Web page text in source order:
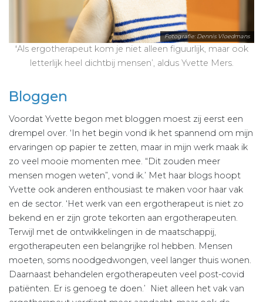
Fotografie: Dennis Vloedmans
‘Als ergotherapeut kom je niet alleen figuurlijk, maar ook
letterlijk heel dichtbij mensen’, aldus Yvette Mers.
Bloggen
Voordat Yvette begon met bloggen moest zij eerst een
drempel over. ‘In het begin vond ik het spannend om mijn
ervaringen op papier te zetten, maar in mijn werk maak ik
zo veel mooie momenten mee. “Dit zouden meer
mensen mogen weten”, vond ik.’ Met haar blogs hoopt
Yvette ook anderen enthousiast te maken voor haar vak
en de sector. ‘Het werk van een ergotherapeut is niet zo
bekend en er zijn grote tekorten aan ergotherapeuten.
Terwijl met de ontwikkelingen in de maatschappij,
ergotherapeuten een belangrijke rol hebben. Mensen
moeten, soms noodgedwongen, veel langer thuis wonen.
Daarnaast behandelen ergotherapeuten veel post-covid
patiënten. Er is genoeg te doen.’ Niet alleen het vak van